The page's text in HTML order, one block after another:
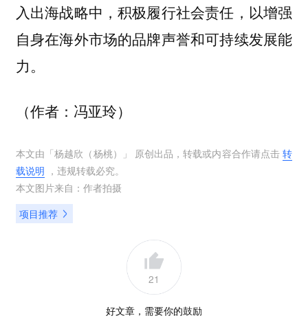
入出海战略中，积极履行社会责任，以增强
自身在海外市场的品牌声誉和可持续发展能
力。
（作者：冯亚玲）
本文由「杨越欣（杨桃） 」 原创出品，转载或内容合作请点击转
载说明 ，违规转载必究。
本文图片来自： 作者拍摄
项目推荐
21
好文章，需要你的鼓励